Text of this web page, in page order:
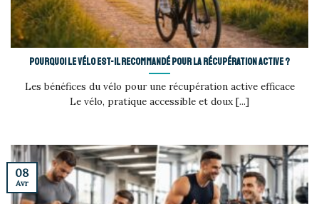
Pourquoi le vélo est-il recommandé pour la récupération active ?
Les bénéfices du vélo pour une récupération active efficace
Le vélo, pratique accessible et doux [...]
08
Avr